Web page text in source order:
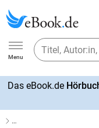
Ebook.de
Menu
Das eBook.de
…